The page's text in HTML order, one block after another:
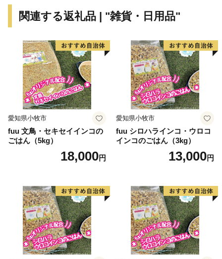
ものです
じが植えられており、毎年町外からも多くの人が訪れる
観光スポットです
また、じゃらんnet「全国のおすすめ紅葉スポットラン
キング」では2020年~2024年の5年連続で全国1位となり
ました。
信州の自然豊かな環境に触れ癒されてください！
関連する返礼品 | "雑貨・日用品"
愛知県小牧市
fuu 文鳥・セキセイインコの
ごはん（5kg）
18,000円
愛知県小牧市
fuu シロハラインコ・ウロコ
インコのごはん（3kg）
13,000円